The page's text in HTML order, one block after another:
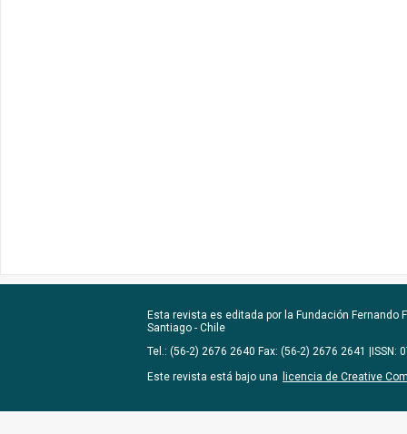
Esta revista es editada por la Fundación Fernando
Santiago - Chile
Tel.: (56-2) 2676 2640 Fax: (56-2) 2676 2641 |ISSN:
Este revista está bajo una
licencia de Creative